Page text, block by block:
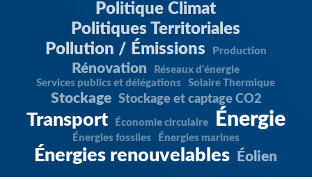
Politique Climat
Politiques Territoriales
Pollution / Émissions
Production
Rénovation
Réseaux d'énergie
Services publics et délégations
Solaire Thermique
Stockage Stockage et captage CO2
Transport Économie circulaire Énergie
Énergies fossiles Énergies marines
Énergies renouvelables Éolien